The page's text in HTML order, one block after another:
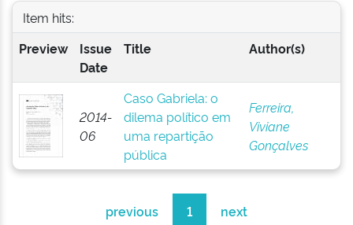
Item hits:
Preview
Issue
Date
Title Author(s)
2014-
06
Caso Gabriela: o
dilema político em
uma repartição
pública
Ferreira,
Viviane
Gonçalves
previous 1 next